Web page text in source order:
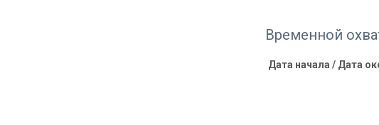
Временной
Дата начала / Дата